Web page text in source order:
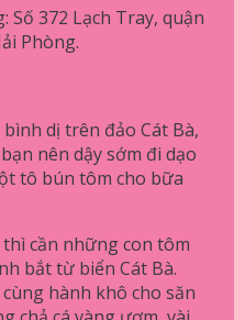
Số 372 Lạch Tray, quận
Phòng.
dị trên đảo Cát Bà,
nên dậy sớm đi dạo
tô bún tôm cho bữa
cần những con tôm
bắt từ biển Cát Bà.
hành khô cho săn